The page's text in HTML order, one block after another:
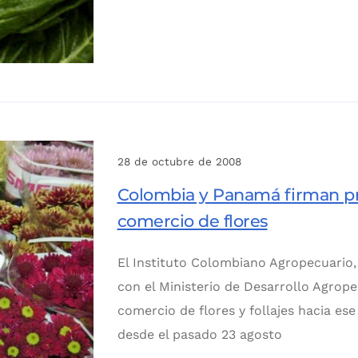
28 de octubre de 2008
Colombia y Panamá firman
comercio de flores
El Instituto Colombiano
con el Ministerio de Desarrollo
comercio de flores y follajes hacia
desde el pasado 23 agosto